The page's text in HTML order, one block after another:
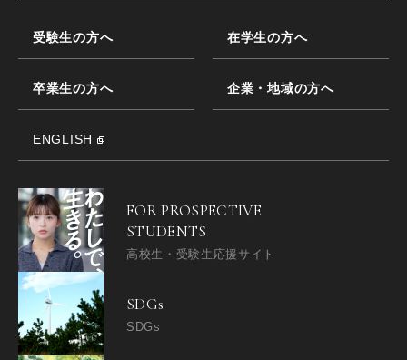
受験生の方へ 在学生の方へ
卒業生の方へ 企業・地域の方へ
ENGLISH
FOR PROSPECTIVE
STUDENTS
高校生・受験生応援サイト
SDGs
SDGs